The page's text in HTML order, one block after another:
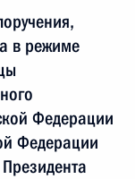
в режиме
Федерации
Федерации